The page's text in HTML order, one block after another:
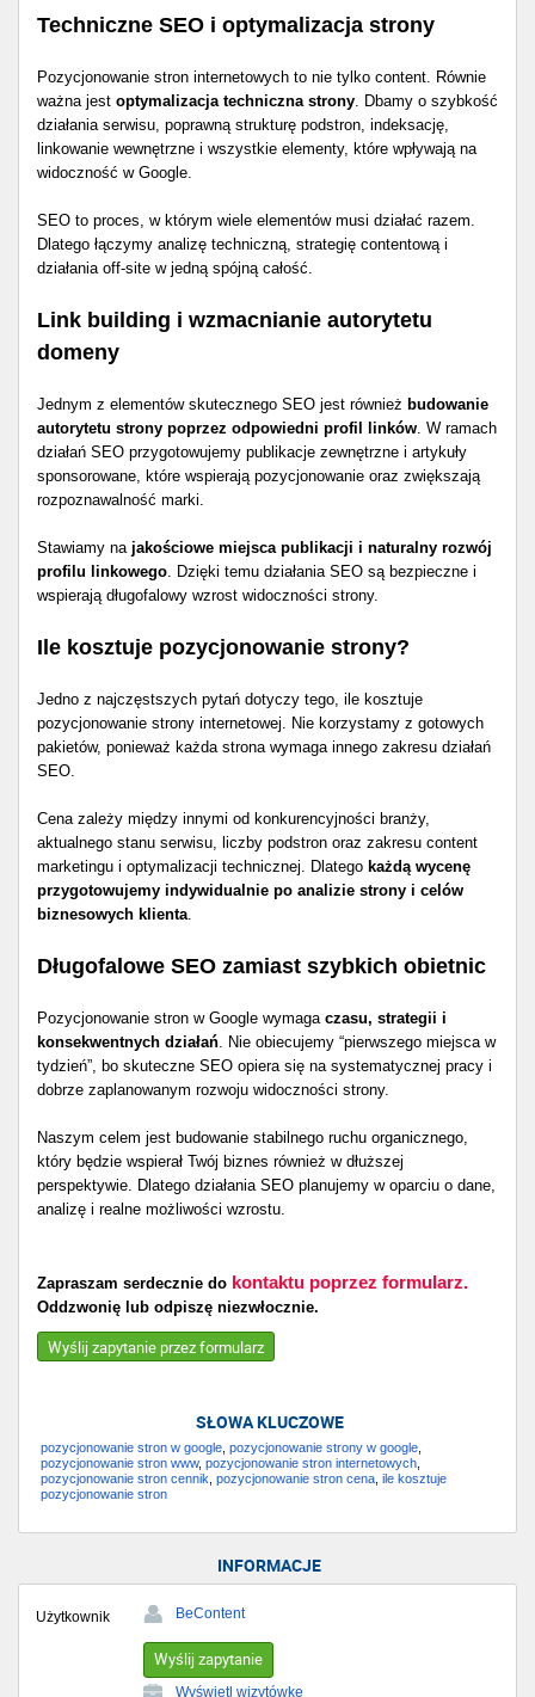
Techniczne SEO i optymalizacja strony
Pozycjonowanie stron internetowych to nie tylko content. Równie
ważna jest optymalizacja techniczna strony . Dbamy o szybkość
działania serwisu, poprawną strukturę podstron, indeksację,
linkowanie wewnętrzne i wszystkie elementy, które wpływają na
widoczność w Google.
SEO to proces, w którym wiele elementów musi działać razem.
Dlatego łączymy analizę techniczną, strategię contentową i
działania off-site w jedną spójną całość.
Link building i wzmacnianie autorytetu
domeny
Jednym z elementów skutecznego SEO jest również budowanie
autorytetu strony poprzez odpowiedni profil linków . W ramach
działań SEO przygotowujemy publikacje zewnętrzne i artykuły
sponsorowane, które wspierają pozycjonowanie oraz zwiększają
rozpoznawalność marki.
Stawiamy na jakościowe miejsca publikacji i naturalny rozwój
profilu linkowego . Dzięki temu działania SEO są bezpieczne i
wspierają długofalowy wzrost widoczności strony.
Ile kosztuje pozycjonowanie strony?
Jedno z najczęstszych pytań dotyczy tego, ile kosztuje
pozycjonowanie strony internetowej. Nie korzystamy z gotowych
pakietów, ponieważ każda strona wymaga innego zakresu działań
SEO.
Cena zależy między innymi od konkurencyjności branży,
aktualnego stanu serwisu, liczby podstron oraz zakresu content
marketingu i optymalizacji technicznej. Dlatego każdą wycenę
przygotowujemy indywidualnie po analizie strony i celów
biznesowych klienta
Długofalowe SEO zamiast szybkich obietnic
Pozycjonowanie stron w Google wymaga czasu, strategii i
konsekwentnych działań . Nie obiecujemy “pierwszego miejsca w
tydzień”, bo skuteczne SEO opiera się na systematycznej pracy i
dobrze zaplanowanym rozwoju widoczności strony.
Naszym celem jest budowanie stabilnego ruchu organicznego,
który będzie wspierał Twój biznes również w dłuższej
perspektywie. Dlatego działania SEO planujemy w oparciu o dane,
analizę i realne możliwości wzrostu.
Zapraszam serdecznie do kontaktu poprzez formularz.
Oddzwonię lub odpiszę niezwłocznie.
Wyślij zapytanie przez formularz
SŁOWA KLUCZOWE
pozycjonowanie stron w google pozycjonowanie strony w google
pozycjonowanie stron www, pozycjonowanie stron internetowych
pozycjonowanie stron cennik pozycjonowanie stron cena ile kosztuje
pozycjonowanie stron
INFORMACJE
Użytkownik BeContent
Wyślij zapytanie
Wyświetl wizytówkę